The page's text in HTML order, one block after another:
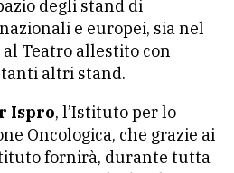
degli stand di
e europei, sia nel
al Teatro allestito con
altri stand.
Ispro, l’Istituto per lo
Oncologica, che grazie ai
fornirà, durante tutta